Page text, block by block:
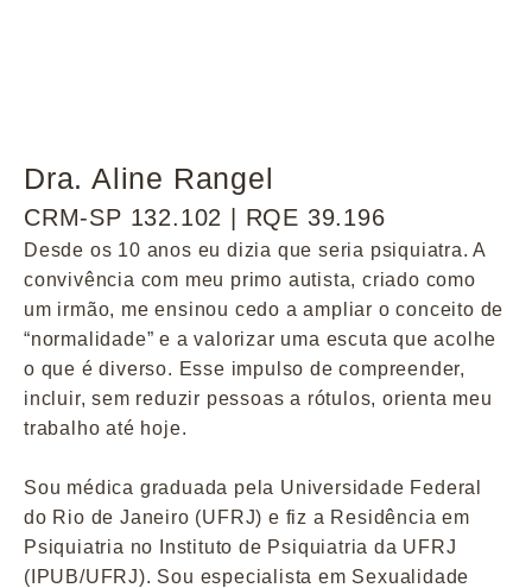
Dra. Aline Rangel
CRM-SP 132.102 | RQE 39.196
Desde os 10 anos eu dizia que seria psiquiatra. A
convivência com meu primo autista, criado como
um irmão, me ensinou cedo a ampliar o conceito de
“normalidade” e a valorizar uma escuta que acolhe
o que é diverso. Esse impulso de compreender,
incluir, sem reduzir pessoas a rótulos, orienta meu
trabalho até hoje.
Sou médica graduada pela Universidade Federal
do Rio de Janeiro (UFRJ) e fiz a Residência em
Psiquiatria no Instituto de Psiquiatria da UFRJ
(IPUB/UFRJ). Sou especialista em Sexualidade